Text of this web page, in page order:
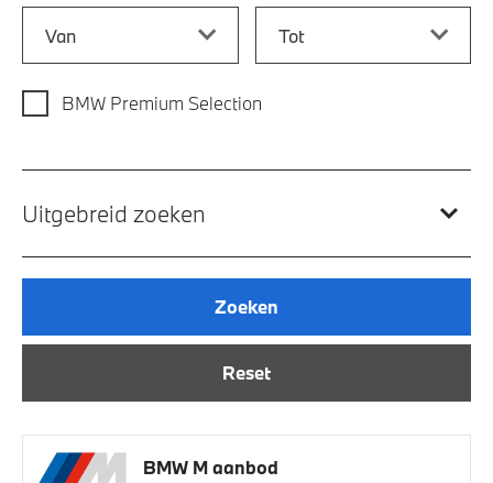
BMW Premium Selection
Uitgebreid zoeken
Reset
Zoeken
BMW M aanbod